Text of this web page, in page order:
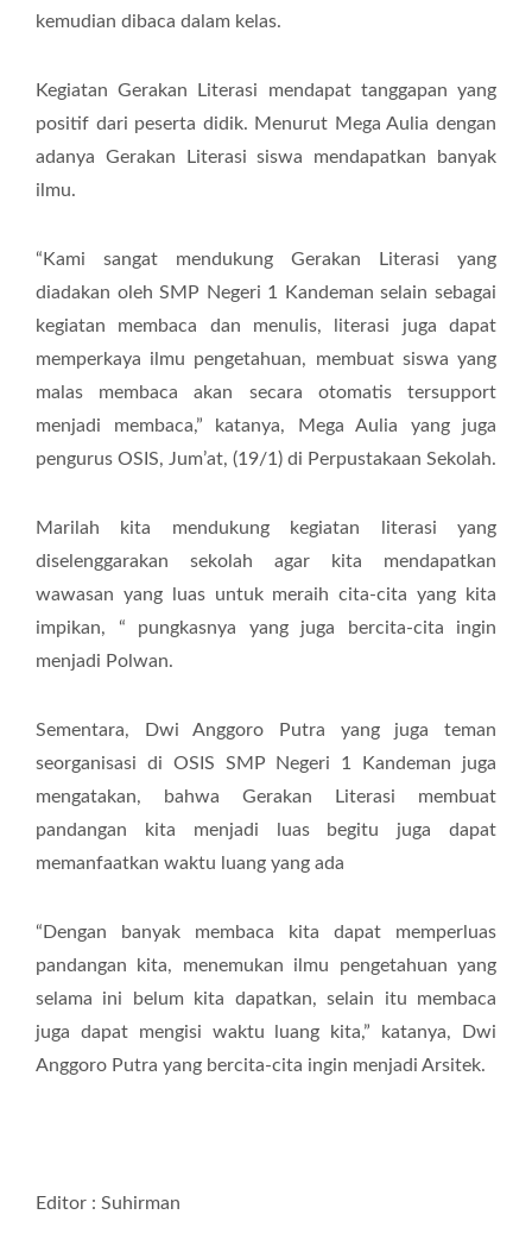
kemudian dibaca dalam kelas.
Kegiatan Gerakan Literasi mendapat tanggapan yang
positif dari peserta didik. Menurut Mega Aulia dengan
adanya Gerakan Literasi siswa mendapatkan banyak
ilmu.
“Kami sangat mendukung Gerakan Literasi yang
diadakan oleh SMP Negeri 1 Kandeman selain sebagai
kegiatan membaca dan menulis, literasi juga dapat
memperkaya ilmu pengetahuan, membuat siswa yang
malas membaca akan secara otomatis tersupport
menjadi membaca,” katanya, Mega Aulia yang juga
pengurus OSIS, Jum’at, (19/1) di Perpustakaan Sekolah.
Marilah kita mendukung kegiatan literasi yang
diselenggarakan sekolah agar kita mendapatkan
wawasan yang luas untuk meraih cita-cita yang kita
impikan, “ pungkasnya yang juga bercita-cita ingin
menjadi Polwan.
Sementara, Dwi Anggoro Putra yang juga teman
seorganisasi di OSIS SMP Negeri 1 Kandeman juga
mengatakan, bahwa Gerakan Literasi membuat
pandangan kita menjadi luas begitu juga dapat
memanfaatkan waktu luang yang ada
“Dengan banyak membaca kita dapat memperluas
pandangan kita, menemukan ilmu pengetahuan yang
selama ini belum kita dapatkan, selain itu membaca
juga dapat mengisi waktu luang kita,” katanya, Dwi
Anggoro Putra yang bercita-cita ingin menjadi Arsitek.
Editor : Suhirman